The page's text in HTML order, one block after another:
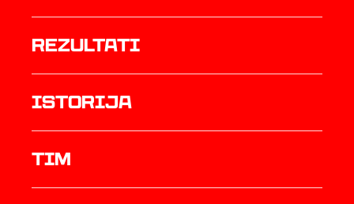
rezultati
istorija
TIM